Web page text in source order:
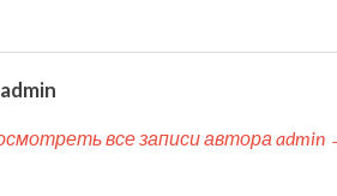
все записи автора admin